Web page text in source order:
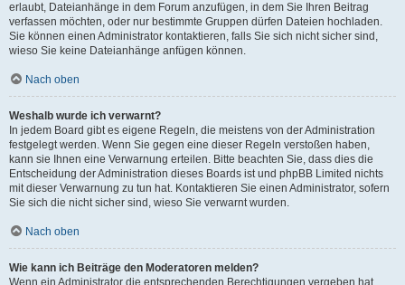
erlaubt, Dateianhänge in dem Forum anzufügen, in dem Sie Ihren Beitrag
verfassen möchten, oder nur bestimmte Gruppen dürfen Dateien hochladen.
Sie können einen Administrator kontaktieren, falls Sie sich nicht sicher sind,
wieso Sie keine Dateianhänge anfügen können.
Nach oben
Weshalb wurde ich verwarnt?
In jedem Board gibt es eigene Regeln, die meistens von der Administration
festgelegt werden. Wenn Sie gegen eine dieser Regeln verstoßen haben,
kann sie Ihnen eine Verwarnung erteilen. Bitte beachten Sie, dass dies die
Entscheidung der Administration dieses Boards ist und phpBB Limited nichts
mit dieser Verwarnung zu tun hat. Kontaktieren Sie einen Administrator, sofern
Sie sich die nicht sicher sind, wieso Sie verwarnt wurden.
Nach oben
Wie kann ich Beiträge den Moderatoren melden?
Wenn ein Administrator die entsprechenden Berechtigungen vergeben hat,